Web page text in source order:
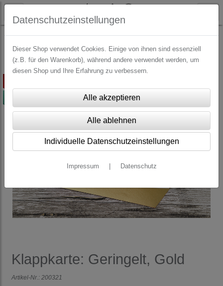
WEIHNACHTEN Grußkarten Weihnachten
Klappkarte: Geringelt, Gold
Artikel-Nr.: 200321
Datenschutzeinstellungen
Dieser Shop verwendet Cookies. Einige von ihnen sind essenziell
(z.B. für den Warenkorb), während andere verwendet werden, um
diesen Shop und Ihre Erfahrung zu verbessern.
Individuelle Datenschutzeinstellungen
Impressum Datenschutz